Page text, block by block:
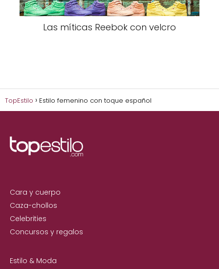
Las míticas Reebok con velcro
TopEstilo Estilo femenino con toque español
Cara y cuerpo
Caza-chollos
Celebrities
Concursos y regalos
Estilo & Moda